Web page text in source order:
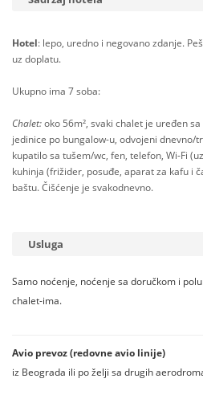
Hotel: lepo, uredno i negovano zdanje.
uz doplatu.
Ukupno ima 7 soba:
Chalet:oko 56m², svaki chalet je uređen
jedinice po bungalow-u, odvojeni dnevno/
kupatilo sa tušem/wc, fen, telefon, Wi-Fi
kuhinja (frižider, posuđe, aparat za kafu i
baštu. Čišćenje je svakodnevno.
Usluga
Samo noćenje, noćenje sa doručkom i
chalet-ima.
Avio prevoz (redovne avio linije)
iz Beograda ili po želji sa drugih